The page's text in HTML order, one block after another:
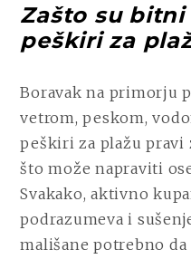
Zašto su
peškiri za
Boravak na primorju
vetrom, peskom,
peškiri za plažu pravi
što može napraviti
Svakako, aktivno
podrazumeva i
mališane potrebno